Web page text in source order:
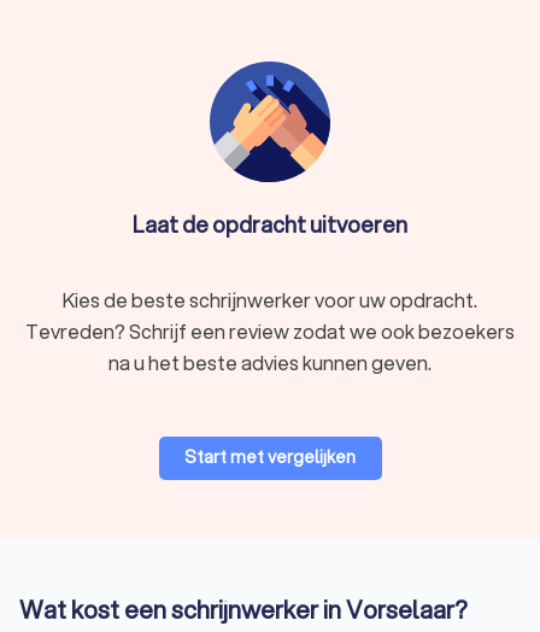
Laat de opdracht uitvoeren
Kies de beste schrijnwerker voor uw opdracht.
Tevreden? Schrijf een review zodat we ook bezoekers
na u het beste advies kunnen geven.
Start met vergelijken
Wat kost een schrijnwerker in Vorselaar?